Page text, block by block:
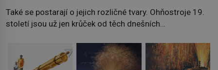
Také se postarají o jejich rozličné tvary. Ohňostroje 19.
století jsou už jen krůček od těch dnešních…